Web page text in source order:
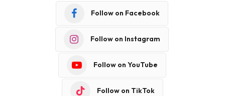
Follow on Facebook
Follow on Instagram
Follow on YouTube
Follow on TikTok